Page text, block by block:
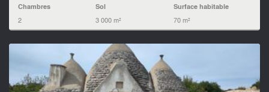
Chambres
2
Sol
3 000 m²
Surface habitable
70 m²